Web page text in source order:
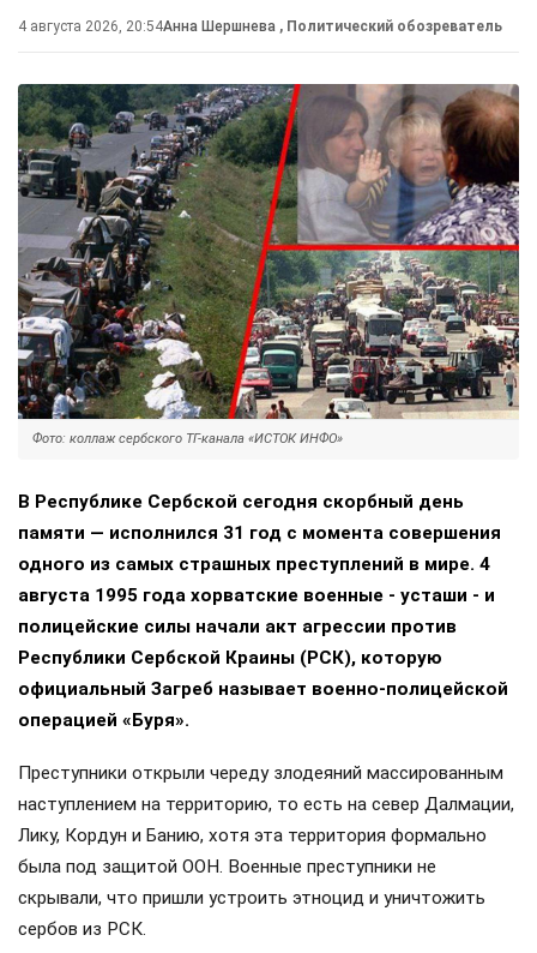
4 августа 2026, 20:54Анна Шершнева , Политический обозреватель
Фото: коллаж сербского ТГ-канала «ИСТОК ИНФО»
В Республике Сербской сегодня скорбный день
памяти — исполнился 31 год с момента совершения
одного из самых страшных преступлений в мире. 4
августа 1995 года хорватские военные - усташи - и
полицейские силы начали акт агрессии против
Республики Сербской Краины (РСК), которую
официальный Загреб называет военно-полицейской
операцией «Буря».
Преступники открыли череду злодеяний массированным
наступлением на территорию, то есть на север Далмации,
Лику, Кордун и Банию, хотя эта территория формально
была под защитой ООН. Военные преступники не
скрывали, что пришли устроить этноцид и уничтожить
сербов из РСК.